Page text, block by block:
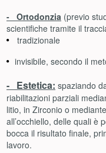
- Ortodonzia (previo
scientifiche tramite il
tradizionale
invisibile, secondo il
- Estetica: spaziando
riabilitazioni parziali
litio, in Zirconio o
all’occhiello, delle quali è
bocca il risultato finale,
lavoro.